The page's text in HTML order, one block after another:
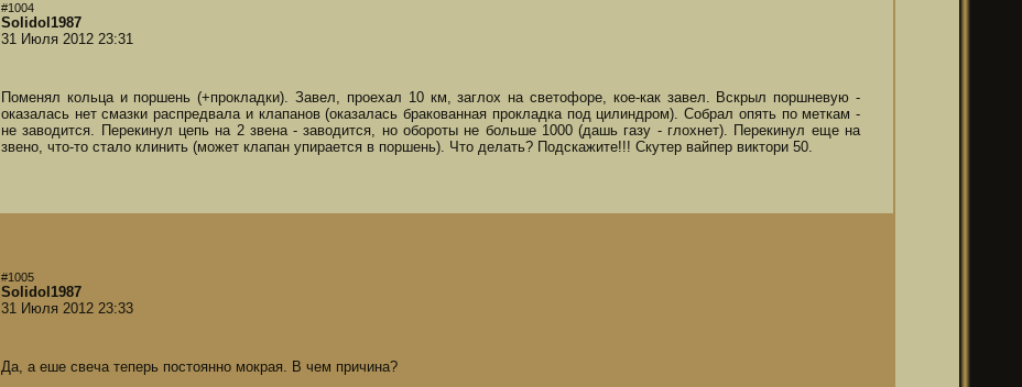
#1004
Solidol1987
31 Июля 2012 23:31
Поменял кольца и поршень (+прокладки). Завел, проехал 10 км, заглох на светофоре, кое-как завел. Вскрыл поршневую -
оказалась нет смазки распредвала и клапанов (оказалась бракованная прокладка под цилиндром). Собрал опять по меткам -
не заводится. Перекинул цепь на 2 звена - заводится, но обороты не больше 1000 (дашь газу - глохнет). Перекинул еще на
звено, что-то стало клинить (может клапан упирается в поршень). Что делать? Подскажите!!! Скутер вайпер виктори 50.
#1005
Solidol1987
31 Июля 2012 23:33
Да, а еше свеча теперь постоянно мокрая. В чем причина?